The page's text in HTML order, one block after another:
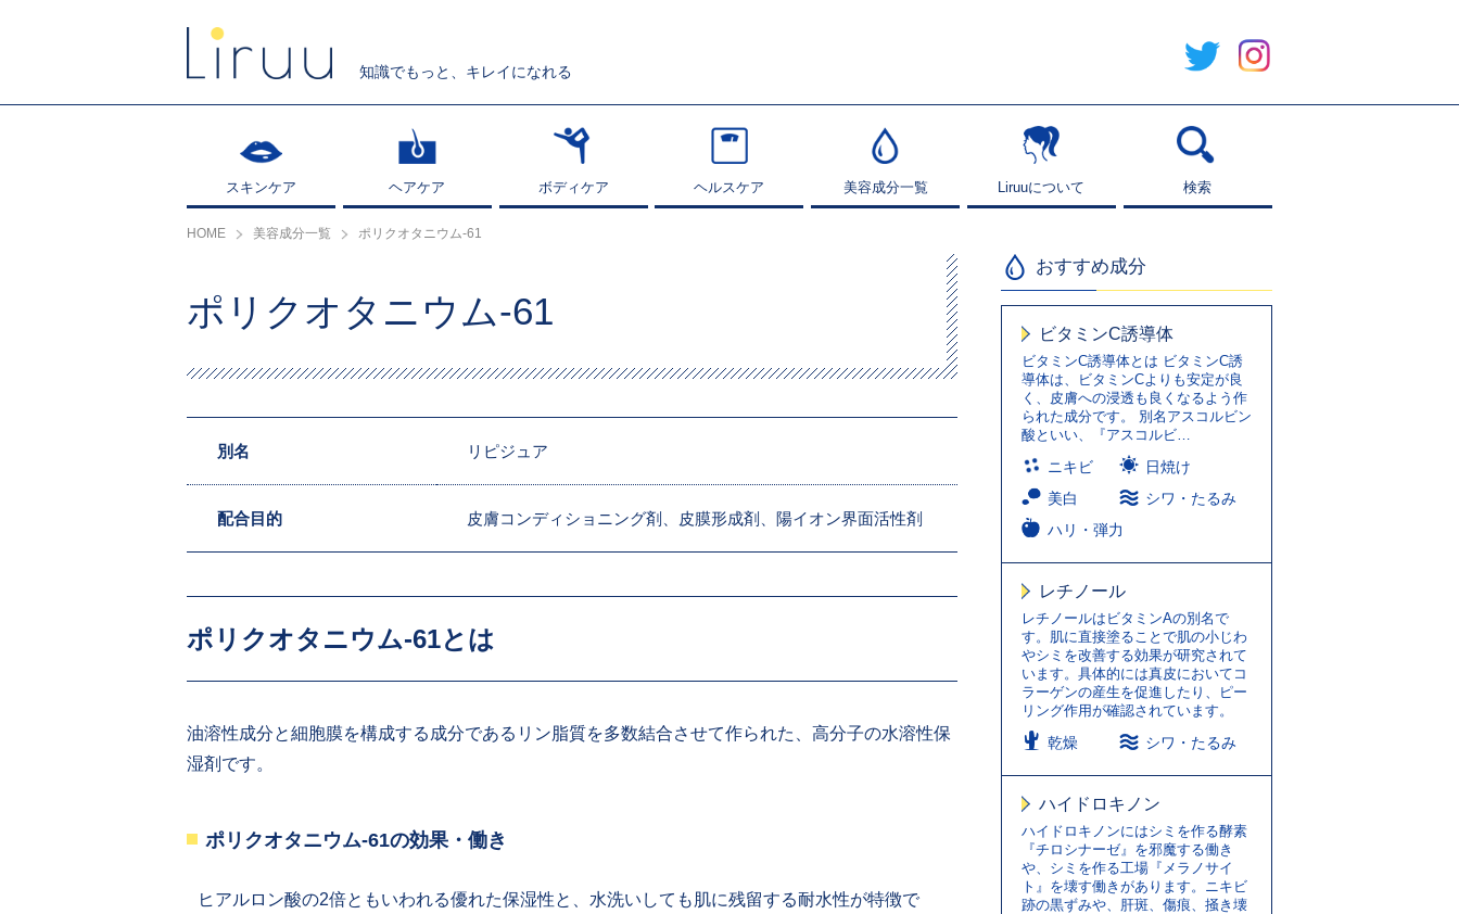
知識でもっと、キレイになれる
スキンケア
スキンケア ヘアケア
ヘアケア ボディケア
ボディケア ヘルスケア
ヘルスケア 美容成分一覧
美容成分一覧 Liruuについて
Liruuについて 検索
検索
HOME 美容成分一覧 ポリクオタニウム-61
ポリクオタニウム-61
別名 リピジュア
配合目的 皮膚コンディショニング剤、皮膜形成剤、陽イオン界面活性剤
ポリクオタニウム-61とは
油溶性成分と細胞膜を構成する成分であるリン脂質を多数結合させて作られた、高分子の水溶性保
湿剤です。
ポリクオタニウム-61の効果・働き
ヒアルロン酸の2倍ともいわれる優れた保湿性と、水洗いしても肌に残留する耐水性が特徴で
おすすめ成分
ビタミンC誘導体
ビタミンC誘導体とは ビタミンC誘
導体は、ビタミンCよりも安定が良
く、皮膚への浸透も良くなるよう作
られた成分です。 別名アスコルビン
酸といい、『アスコルビ…
ニキビ
日焼け
美白
シワ・たるみ
ハリ・弾力
レチノール
レチノールはビタミンAの別名で
す。肌に直接塗ることで肌の小じわ
やシミを改善する効果が研究されて
います。具体的には真皮においてコ
ラーゲンの産生を促進したり、ピー
リング作用が確認されています。
乾燥 シワ・たるみ
ハイドロキノン
ハイドロキノンにはシミを作る酵素
『チロシナーゼ』を邪魔する働き
や、シミを作る工場『メラノサイ
ト』を壊す働きがあります。ニキビ
跡の黒ずみや、肝斑、傷痕、掻き壊